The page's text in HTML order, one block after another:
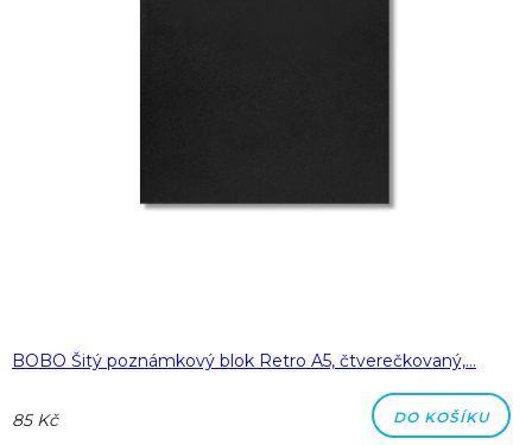
BOBO Šitý poznámkový blok Retro A5, čtverečkovaný,…
85 Kč DO KOŠÍKU